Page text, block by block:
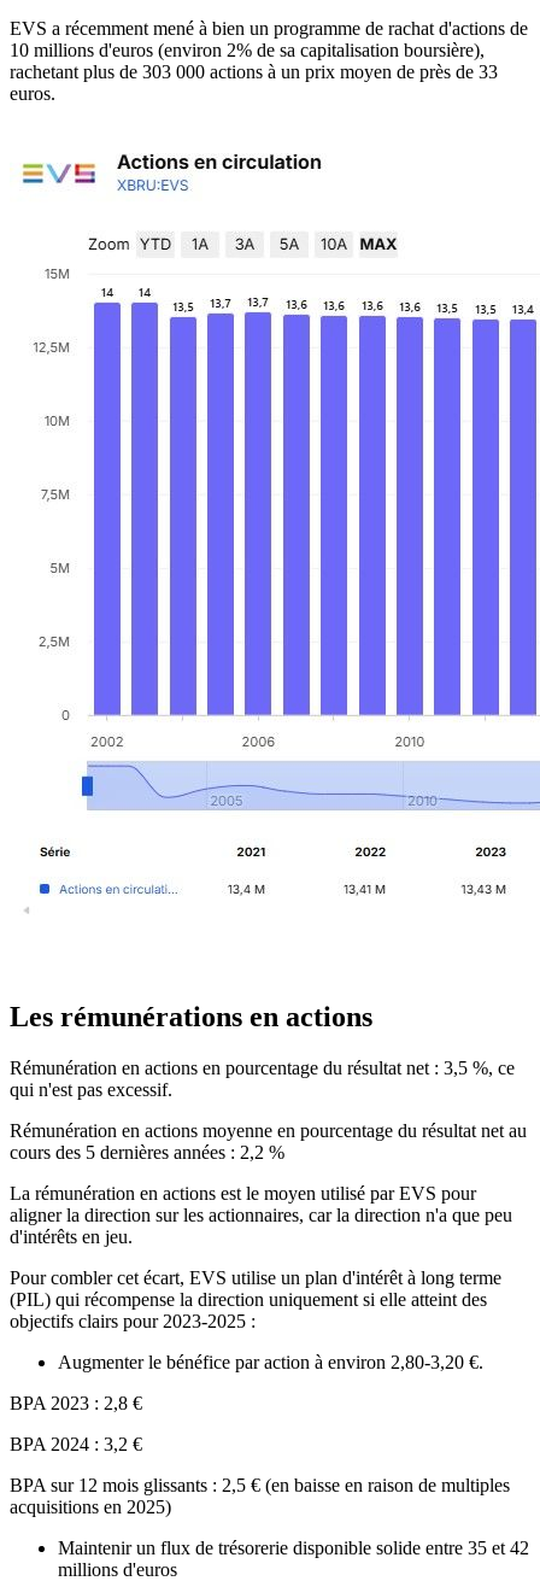
EVS a récemment mené à bien un programme de rachat d'actions de
10 millions d'euros (environ 2% de sa capitalisation boursière),
rachetant plus de 303 000 actions à un prix moyen de près de 33
euros.
Les rémunérations en actions
Rémunération en actions en pourcentage du résultat net : 3,5 %, ce
qui n'est pas excessif.
Rémunération en actions moyenne en pourcentage du résultat net au
cours des 5 dernières années : 2,2 %
La rémunération en actions est le moyen utilisé par EVS pour
aligner la direction sur les actionnaires, car la direction n'a que peu
d'intérêts en jeu.
Pour combler cet écart, EVS utilise un plan d'intérêt à long terme
(PIL) qui récompense la direction uniquement si elle atteint des
objectifs clairs pour 2023-2025 :
Augmenter le bénéfice par action à environ 2,80-3,20 €.
BPA 2023 : 2,8 €
BPA 2024 : 3,2 €
BPA sur 12 mois glissants : 2,5 € (en baisse en raison de multiples
acquisitions en 2025)
Maintenir un flux de trésorerie disponible solide entre 35 et 42
millions d'euros